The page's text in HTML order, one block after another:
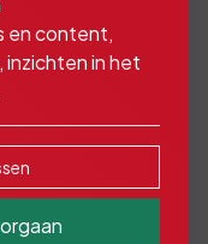
met:
en content,
in het